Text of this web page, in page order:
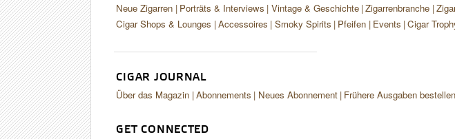
Neue Zigarren Porträts & Interviews Vintage & Geschichte Zigarrenbranche
Cigar Shops & Lounges Accessoires Smoky Spirits Pfeifen Events Cigar
CIGAR JOURNAL
Über das Magazin Abonnements Neues Abonnement Frühere Ausgaben bestellen
GET CONNECTED